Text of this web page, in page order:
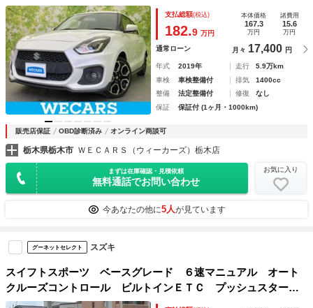
Ｄ付ＡＢＳ／横滑り防止装置／フルセグＴＶ／エアバッグ 運
転席／エアバッグ 助手席／アルミホイール 純正 １７イン
チ
支払総額(税込)
182.9 万円
本体価格
167.3
万円
諸費用
15.6
万円
通常ローン 月々 17,400 円
年式 2019年 走行
5.9万km
車検
車検整備付 排気
1400cc
整備
法定整備付 修復
なし
保証
保証付 (1ヶ月・1000km)
販売店保証 OBD診断済み オンライン商談可
栃木県栃木市 ＷＥＣＡＲＳ（ウィーカーズ）栃木店
まずは在庫確認・見積依頼
無料通話でお問い合わせ
お気に入り
今あなたの他に5人が見ています
グーネットセレクト スズキ
スイフトスポーツ ベースグレード ６速マニュアル オート
クルーズコントロール ビルトインＥＴＣ プッシュスター
ト ＬＥＤヘッドライト ＬＥＤフォグランプ ウィンカーミ